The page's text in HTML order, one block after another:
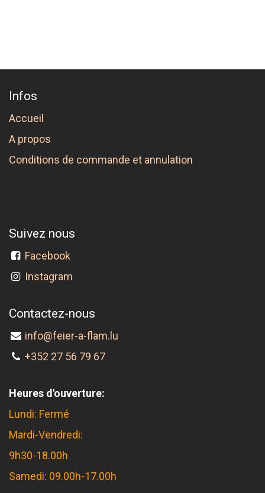
Infos
Accueil
A propos
Conditions de commande et annulation
Suivez nous
Facebook
Instagram
Contactez-nous
info@feier-a-flam.lu
+352 27 56 79 67
Heures d'ouverture:
Lundi: Fermé
Mardi-Vendredi:
9h30-18.00h
Samedi: 09.00h-17.00h